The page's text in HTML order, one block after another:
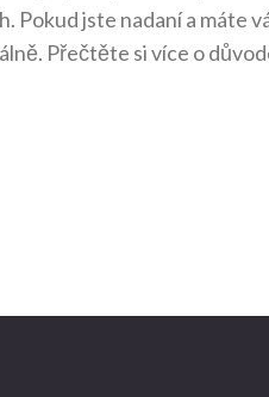
Pokud jste nadaní a máte
Přečtěte si více o